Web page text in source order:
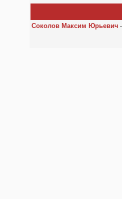
Соколов Максим Юрьевич